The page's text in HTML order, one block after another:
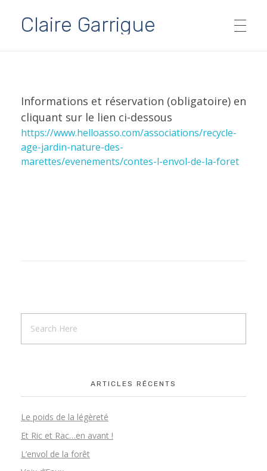
Claire Garrigue
Ados & Adultes
Tout public
Jeune public dès 5 ans
AGENDA
PARTENAIRES
Adultes – Vers une parole vivante
Professionnels – Corps & Voix
Informations et réservation (obligatoire) en
cliquant sur le lien ci-dessous
https://www.helloasso.com/associations/recycle-
age-jardin-nature-des-
marettes/evenements/contes-l-envol-de-la-foret
ARTICLES RÉCENTS
Le poids de la légèreté
Et Ric et Rac…en avant !
L’envol de la forêt